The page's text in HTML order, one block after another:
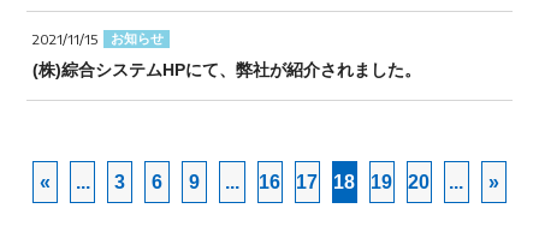
2021/11/15 お知らせ
(株)綜合システムHPにて、弊社が紹介されました。
« ... 3 6 9 ... 16 17 18 19 20 ... »